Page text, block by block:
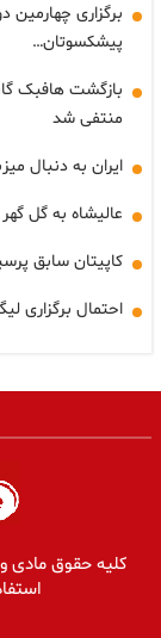
برگزاری چهارمین
پیشکسوتان…
بازگشت هافبک
منتفی شد
ایران به دنبال
عالیشاه به گل
کاپیتان سابق
احتمال برگزاری
کلیه حقوق مادی